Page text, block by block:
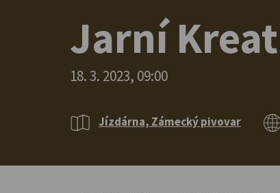
Jarní
18. 3. 2023, 09:00
Jízdárna, Zámecký pivovar